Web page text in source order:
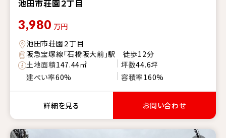
池田市荘園２丁目
3,980 万円
池田市荘園２丁目
阪急宝塚線「石橋阪大前」駅 徒歩12分
土地面積147.44㎡ 坪数44.6坪
建ぺい率60% 容積率160%
詳細を見る お問い合わせ